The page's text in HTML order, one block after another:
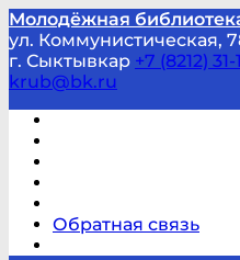
Молодёжная
ул. Коммунистическая,
г. Сыктывкар +7 (8212)
krub@bk.ru
Обратная связь